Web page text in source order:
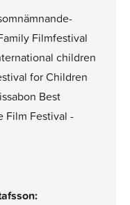
Filmfestival
children
for Children
Best
Film Festival -